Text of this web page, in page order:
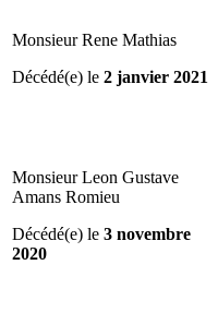
Monsieur Rene Mathias
Décédé(e) le 2 janvier 2021
Monsieur Leon Gustave
Amans Romieu
Décédé(e) le 3 novembre
2020